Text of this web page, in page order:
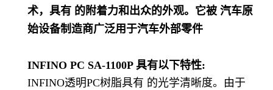
术，具有 的附着力和出众的外观。它被 汽车原
始设备制造商广泛用于汽车外部零件
INFINO PC SA-1100P 具有以下特性:
INFINO透明PC树脂具有 的光学清晰度。由于